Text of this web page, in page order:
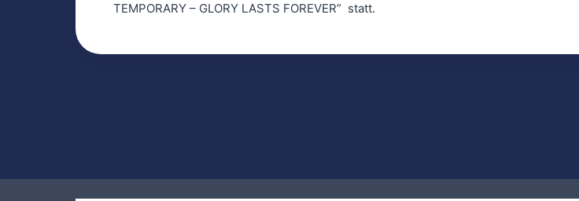
TEMPORARY – GLORY LASTS FOREVER” statt.